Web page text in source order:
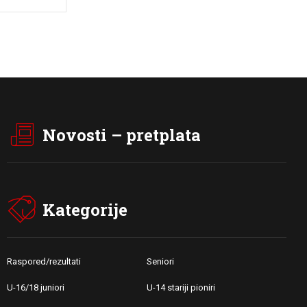
Novosti – pretplata
Kategorije
Raspored/rezultati Seniori
U-16/18 juniori U-14 stariji pioniri